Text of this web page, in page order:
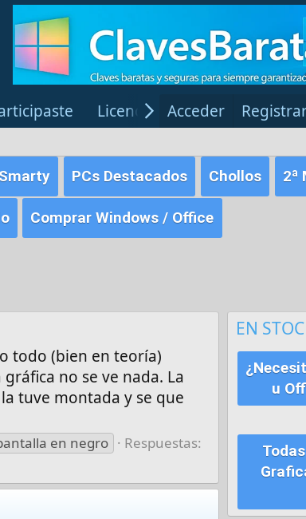
Licencias Windows Red
Acceder
PCs Destacados Chollos 2ª
Comprar Windows / Office
todo (bien en teoría)
no se ve nada. La
tuve montada y se que
en negro
Respuestas:
EN
u